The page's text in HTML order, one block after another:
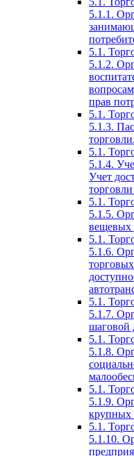
5.1.1.
5.1.
5.1.2.
прав
5.1.
5.1.3.
торговли.
5.1.
5.1.4.
Учет
5.1.
5.1.5.
вещевых
5.1.
5.1.6.
5.1.
5.1.7.
шаговой
5.1.
5.1.8.
5.1.
5.1.9.
крупных
5.1.
5.1.10.